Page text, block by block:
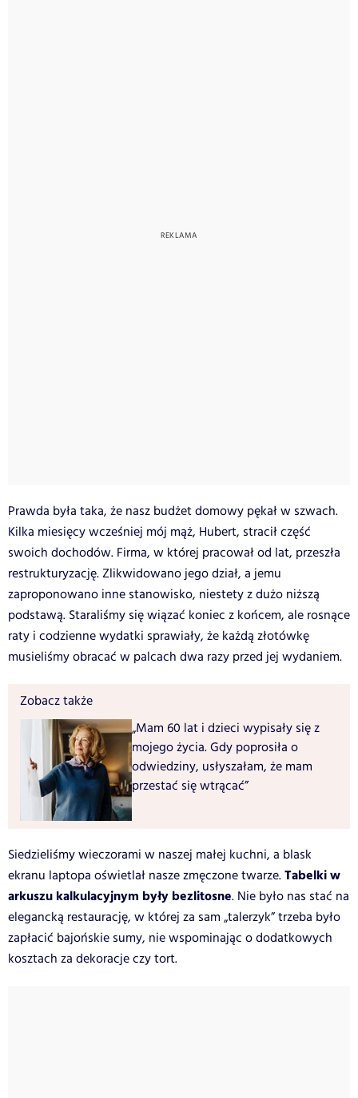
Prawda była taka, że nasz budżet domowy pękał w szwach.
Kilka miesięcy wcześniej mój mąż, Hubert, stracił część
swoich dochodów. Firma, w której pracował od lat, przeszła
restrukturyzację. Zlikwidowano jego dział, a jemu
zaproponowano inne stanowisko, niestety z dużo niższą
podstawą. Staraliśmy się wiązać koniec z końcem, ale rosnące
raty i codzienne wydatki sprawiały, że każdą złotówkę
musieliśmy obracać w palcach dwa razy przed jej wydaniem.
Zobacz także
„Mam 60 lat i dzieci wypisały się z
mojego życia. Gdy poprosiła o
odwiedziny, usłyszałam, że mam
przestać się wtrącać”
Siedzieliśmy wieczorami w naszej małej kuchni, a blask
ekranu laptopa oświetlał nasze zmęczone twarze.Tabelki w
arkuszu kalkulacyjnym były bezlitosne. Nie było nas stać na
elegancką restaurację, w której za sam „talerzyk” trzeba było
zapłacić bajońskie sumy, nie wspominając o dodatkowych
kosztach za dekoracje czy tort.